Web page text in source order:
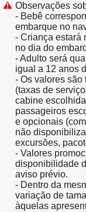
Observações
- Bebê
embarque no
- Criança estará
no dia do
- Adulto será
igual a 12 anos
- Os valores são
(taxas de
cabine
passageiros
e opcionais
não
excursões,
- Valores
disponibilidade
aviso prévio.
- Dentro da
variação de
àquelas